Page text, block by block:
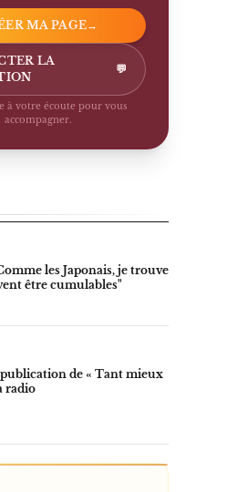
MA PAGE→
LA
💬
à votre écoute pour vous
accompagner.
les Japonais, je trouve
être cumulables"
de « Tant mieux
radio